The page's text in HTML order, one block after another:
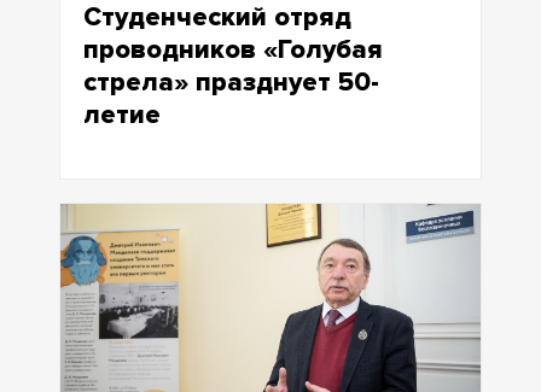
Студенческий отряд
проводников «Голубая
стрела» празднует 50-
летие
«Голубая стрела» празднует 50-летие